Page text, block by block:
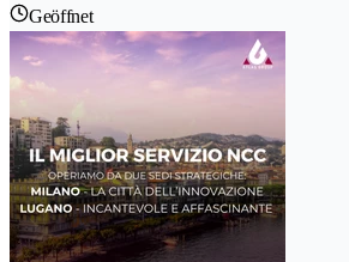
Geöffnet